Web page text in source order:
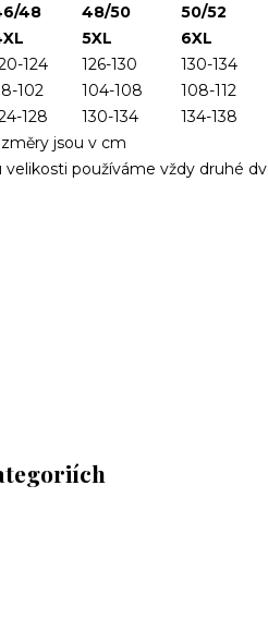
48 48/50
50/52
5XL
6XL
124 126-130
130-134
102 104-108
108-112
128 130-134
134-138
jsou v cm
používáme vždy druhé